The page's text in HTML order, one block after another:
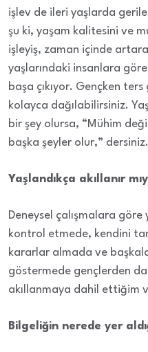
işlev de ileri yaşlarda
şu ki, yaşam kalitesini ve
işleyiş, zaman içinde
yaşlarındaki insanlara
başa çıkıyor. Gençken
kolayca dağılabilirsiniz.
bir şey olursa, “Mühim
başka şeyler olur,” dersiniz.
Yaşlandıkça akıllanır
Deneysel çalışmalara göre
kontrol etmede, kendini
kararlar almada ve
göstermede gençlerden
akıllanmaya dahil ettiğim
Bilgeliğin nerede yer